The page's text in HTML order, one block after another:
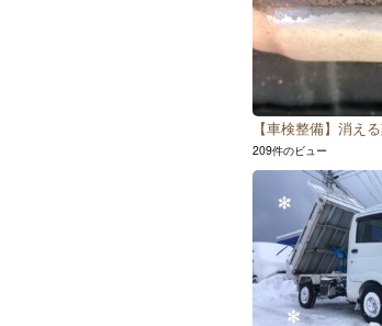
【車検整備】消える
209件のビュー